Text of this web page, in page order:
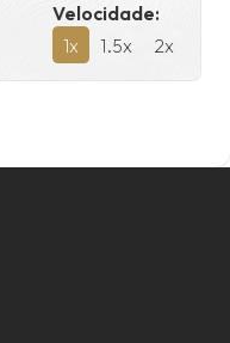
Velocidade:
1x 1.5x 2x